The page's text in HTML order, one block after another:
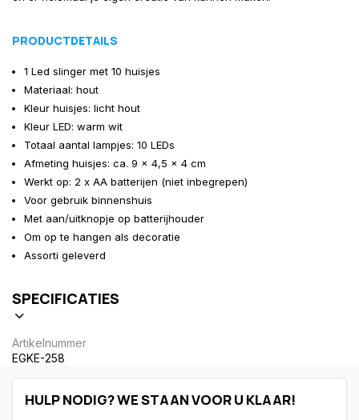
PRODUCTDETAILS
1 Led slinger met 10 huisjes
Materiaal: hout
Kleur huisjes: licht hout
Kleur LED: warm wit
Totaal aantal lampjes: 10 LEDs
Afmeting huisjes: ca. 9 x 4,5 x 4 cm
Werkt op: 2 x AA batterijen (niet inbegrepen)
Voor gebruik binnenshuis
Met aan/uitknopje op batterijhouder
Om op te hangen als decoratie
Assorti geleverd
SPECIFICATIES
Artikelnummer
EGKE-258
HULP NODIG? WE STAAN VOOR U KLAAR!